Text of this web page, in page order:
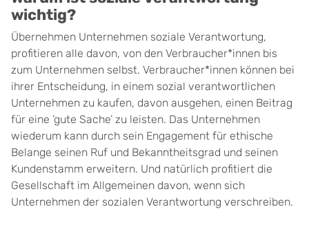
wichtig?
Übernehmen Unternehmen soziale Verantwortung,
profitieren alle davon, von den Verbraucher*innen bis
zum Unternehmen selbst. Verbraucher*innen können bei
ihrer Entscheidung, in einem sozial verantwortlichen
Unternehmen zu kaufen, davon ausgehen, einen Beitrag
für eine ’gute Sache’ zu leisten. Das Unternehmen
wiederum kann durch sein Engagement für ethische
Belange seinen Ruf und Bekanntheitsgrad und seinen
Kundenstamm erweitern. Und natürlich profitiert die
Gesellschaft im Allgemeinen davon, wenn sich
Unternehmen der sozialen Verantwortung verschreiben.